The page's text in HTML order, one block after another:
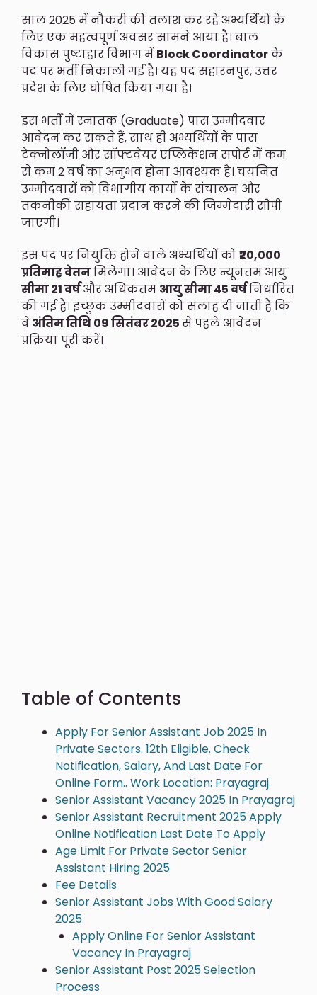
साल 2025 में नौकरी की तलाश कर रहे अभ्यर्थियों के
लिए एक महत्वपूर्ण अवसर सामने आया है। बाल
विकास पुष्टाहार विभाग में Block Coordinatorके
पद पर भर्ती निकाली गई है। यह पद सहारनपुर, उत्तर
प्रदेश के लिए घोषित किया गया है।
इस भर्ती में स्नातक (Graduate) पास उम्मीदवार
आवेदन कर सकते हैं, साथ ही अभ्यर्थियों के पास
टेक्नोलॉजी और सॉफ्टवेयर एप्लिकेशन सपोर्ट में कम
से कम 2 वर्ष का अनुभव होना आवश्यक है। चयनित
उम्मीदवारों को विभागीय कार्यों के संचालन और
तकनीकी सहायता प्रदान करने की जिम्मेदारी सौंपी
जाएगी।
इस पद पर नियुक्ति होने वाले अभ्यर्थियों को₹20,000
प्रतिमाह वेतनमिलेगा। आवेदन के लिए न्यूनतम आयु
सीमा 21 वर्षऔर अधिकतम आयु सीमा 45 वर्षनिर्धारित
की गई है। इच्छुक उम्मीदवारों को सलाह दी जाती है कि
वेअंतिम तिथि 09 सितंबर 2025से पहले आवेदन
प्रक्रिया पूरी करें।
Table of Contents
Apply For Senior Assistant Job 2025 In
Private Sectors. 12th Eligible. Check
Notification, Salary, And Last Date For
Online Form.. Work Location: Prayagraj
Senior Assistant Vacancy 2025 In Prayagraj
Senior Assistant Recruitment 2025 Apply
Online Notification Last Date To Apply
Age Limit For Private Sector Senior
Assistant Hiring 2025
Fee Details
Senior Assistant Jobs With Good Salary
2025
Apply Online For Senior Assistant
Vacancy In Prayagraj
Senior Assistant Post 2025 Selection
Process